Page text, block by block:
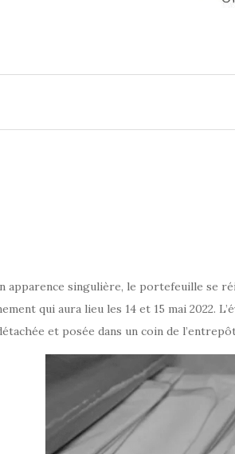
apparence singulière, le portefeuille se
qui aura lieu les 14 et 15 mai 2022.
et posée dans un coin de